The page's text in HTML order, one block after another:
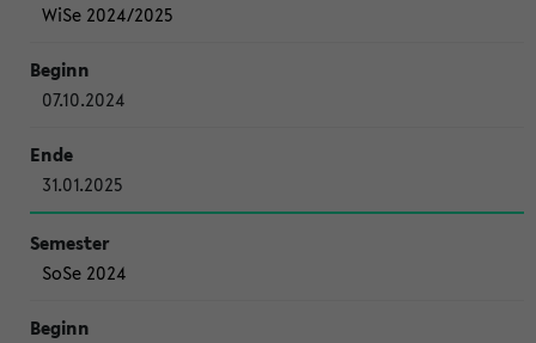
WiSe 2024/2025
07.10.2024
31.01.2025
SoSe 2024